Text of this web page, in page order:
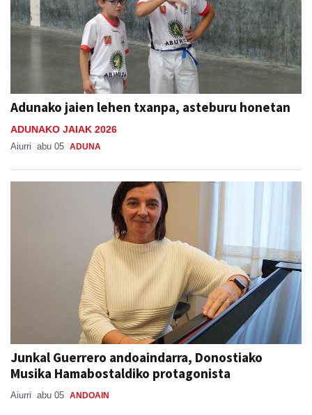
Adunako jaien lehen txanpa, asteburu honetan
ADUNAKO JAIAK 2026
Aiurri abu 05 ADUNA
Junkal Guerrero andoaindarra, Donostiako
Musika Hamabostaldiko protagonista
Aiurri abu 05 ANDOAIN